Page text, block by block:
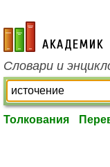
academic.ru
Словари и
Толкования